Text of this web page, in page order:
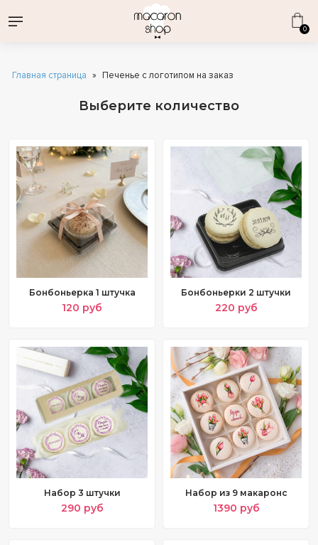
0
ДЕНЬ СТРОИТЕЛЯ
1 СЕНТЯБРЯ
ДЕНЬ РОЖДЕНИЯ
МАКАРОНС КЛАССИЧЕСКИЕ
СВАДЕБНЫЕ ПРЕДЛОЖЕНИЯ
ИНДИВИДУАЛЬНАЯ ПЕЧАТЬ
СОБЕРИ СВОЙ НАБОР
КОРПОРАТИВНЫЕ ПОДАРКИ
ОПТОВЫЕ ПОСТАВКИ
ЭКЛЕРЫ ОПТОМ
КАТАЛОГ ДЕСЕРТОВ
МАКАРОН
ЭКЛЕРЫ
ВАФЕЛЬНЫЕ ТРУБОЧКИ
КОМБО-НАБОРЫ
Главная страница » Печенье с логотипом на заказ
Выберите количество
Бонбоньерка 1 штучка
120 руб
Бонбоньерки 2 штучки
220 руб
Набор 3 штучки
290 руб
Набор из 9 макаронс
1390 руб